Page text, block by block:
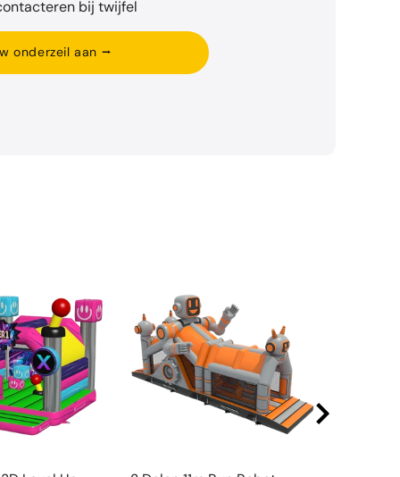
bij twijfel
onderzeil aan ⭢